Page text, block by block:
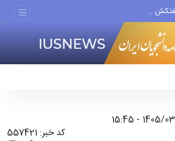
ایران
کد خبر: 557421